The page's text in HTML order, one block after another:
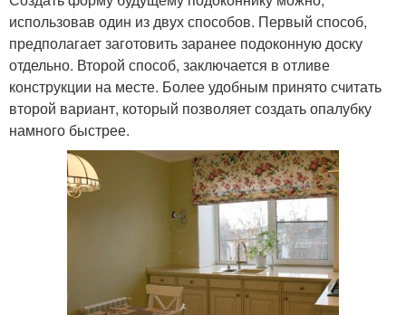
использовав один из двух способов. Первый способ,
предполагает заготовить заранее подоконную доску
отдельно. Второй способ, заключается в отливе
конструкции на месте. Более удобным принято считать
второй вариант, который позволяет создать опалубку
намного быстрее.